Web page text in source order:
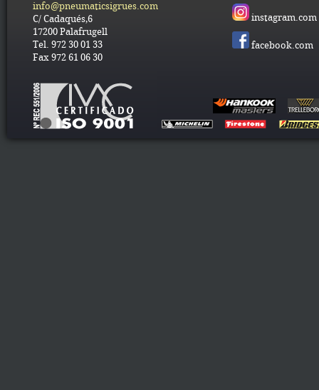
info@pneumaticsigrues.com
C/ Cadaqués,6
17200 Palafrugell
Tel. 972 30 01 33
Fax 972 61 06 30
instagram.com
facebook.com